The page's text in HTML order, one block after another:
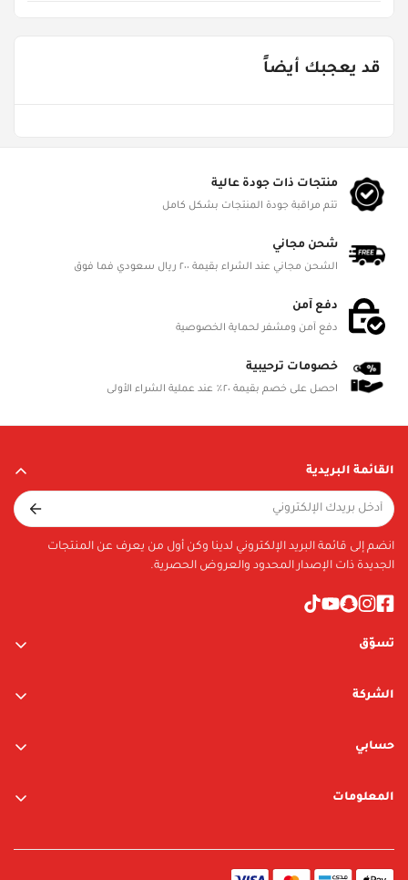
L 12cm, W 10cm, H 8cm
Battery Status
Battery Details
Material
TBA
قد يعجبك أيضاً
منتجات ذات جودة عالية
تتم مراقبة جودة المنتجات بشكل كامل
شحن مجاني
الشحن مجاني عند الشراء بقيمة ٢٠٠ ريال سعودي فما فوق
دفع آمن
دفع آمن ومشفر لحماية الخصوصية
خصومات ترحيبية
احصل على خصم بقيمة ٢٠٪ عند عملية الشراء الأولى
تسوّق
متجر نيوبوي
العلامات التجارية
الشركة
حسابي
المعلومات
القائمة البريدية
انضم إلى قائمة البريد الإلكتروني لدينا وكن أول من يعرف عن المنتجات
الجديدة ذات الإصدار المحدود والعروض الحصرية.